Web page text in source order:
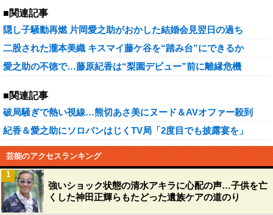
■関連記事
隠し子騒動再燃 片岡愛之助がおかした結婚会見翌日の過ち
二股された瀧本美織 キスマイ藤ケ谷を“踏み台”にできるか
愛之助の不徳で…藤原紀香は“梨園デビュー”前に離縁危機
■関連記事
破局騒ぎで熱い視線…熊切あさ美にヌード＆AVオファー殺到
紀香＆愛之助にソロバンはじくTV局「2度目でも披露宴を」
芸能のアクセスランキング
強いショック状態の清水アキラに心配の声…子供を亡
くした神田正輝らもたどった遺族ケアの道のり
1